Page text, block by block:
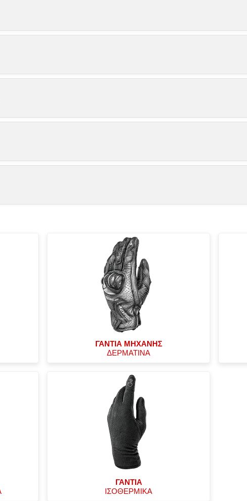
ΓΑΝΤΙΑ ΜΗΧΑΝΗΣ
ΔΕΡΜΑΤΙΝΑ
ΓΑΝΤΙΑ
ΙΣΟΘΕΡΜΙΚΑ